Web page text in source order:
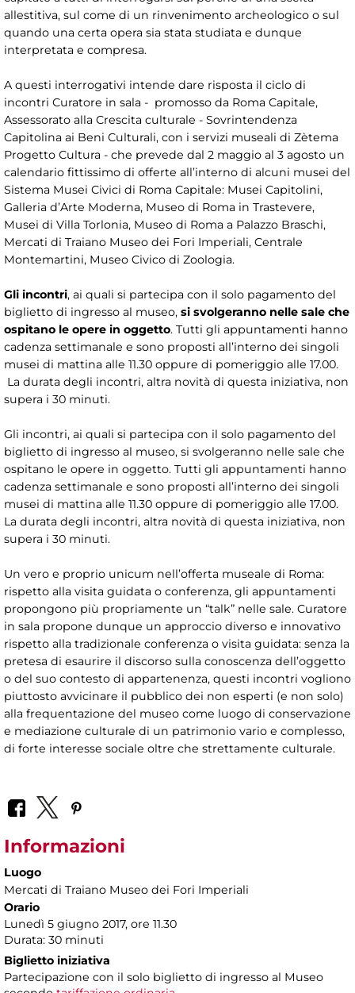
allestitiva, sul come di un rinvenimento archeologico o sul
quando una certa opera sia stata studiata e dunque
interpretata e compresa.
A questi interrogativi intende dare risposta il ciclo di
incontri Curatore in sala - promosso da Roma Capitale,
Assessorato alla Crescita culturale - Sovrintendenza
Capitolina ai Beni Culturali, con i servizi museali di Zètema
Progetto Cultura - che prevede dal 2 maggio al 3 agosto un
calendario fittissimo di offerte all’interno di alcuni musei del
Sistema Musei Civici di Roma Capitale: Musei Capitolini,
Galleria d’Arte Moderna, Museo di Roma in Trastevere,
Musei di Villa Torlonia, Museo di Roma a Palazzo Braschi,
Mercati di Traiano Museo dei Fori Imperiali, Centrale
Montemartini, Museo Civico di Zoologia.
Gli incontri, ai quali si partecipa con il solo pagamento del
biglietto di ingresso al museo, si svolgeranno nelle sale che
ospitano le opere in oggetto. Tutti gli appuntamenti hanno
cadenza settimanale e sono proposti all’interno dei singoli
musei di mattina alle 11.30 oppure di pomeriggio alle 17.00.
La durata degli incontri, altra novità di questa iniziativa, non
supera i 30 minuti.
Gli incontri, ai quali si partecipa con il solo pagamento del
biglietto di ingresso al museo, si svolgeranno nelle sale che
ospitano le opere in oggetto. Tutti gli appuntamenti hanno
cadenza settimanale e sono proposti all’interno dei singoli
musei di mattina alle 11.30 oppure di pomeriggio alle 17.00.
La durata degli incontri, altra novità di questa iniziativa, non
supera i 30 minuti.
Un vero e proprio unicum nell’offerta museale di Roma:
rispetto alla visita guidata o conferenza, gli appuntamenti
propongono più propriamente un “talk” nelle sale. Curatore
in sala propone dunque un approccio diverso e innovativo
rispetto alla tradizionale conferenza o visita guidata: senza la
pretesa di esaurire il discorso sulla conoscenza dell’oggetto
o del suo contesto di appartenenza, questi incontri vogliono
piuttosto avvicinare il pubblico dei non esperti (e non solo)
alla frequentazione del museo come luogo di conservazione
e mediazione culturale di un patrimonio vario e complesso,
di forte interesse sociale oltre che strettamente culturale.
Informazioni
Luogo
Mercati di Traiano Museo dei Fori Imperiali
Orario
Lunedì 5 giugno 2017, ore 11.30
Durata: 30 minuti
Biglietto iniziativa
Partecipazione con il solo biglietto di ingresso al Museo